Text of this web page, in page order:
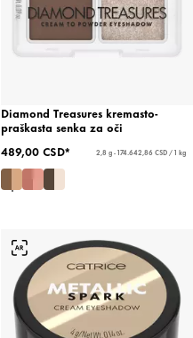
Diamond Treasures kremasto-
praškasta senka za oči
489,00 CSD*
2,8 g - 174.642,86 CSD / 1 kg